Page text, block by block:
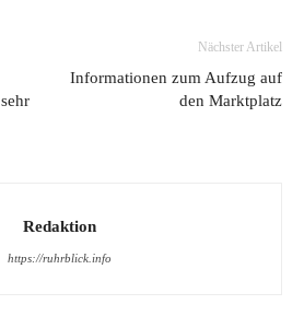
Nächster Artikel
Informationen zum Aufzug auf
den Marktplatz
Redaktion
https://ruhrblick.info